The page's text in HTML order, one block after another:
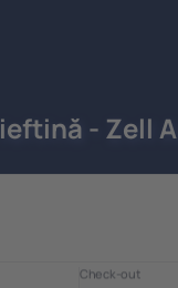
- Zell